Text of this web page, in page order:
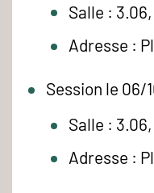
Salle :
Adresse :
Session le 06/
Salle :
Adresse :